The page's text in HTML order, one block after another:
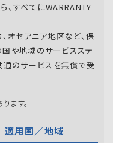
、すべてにWARRANTY
オセアニア地区など、保
や地域のサービスステ
通のサービスを無償で受
ます。
用国／地域